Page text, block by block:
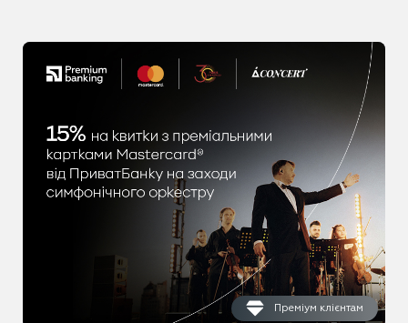
Преміум клієнтам